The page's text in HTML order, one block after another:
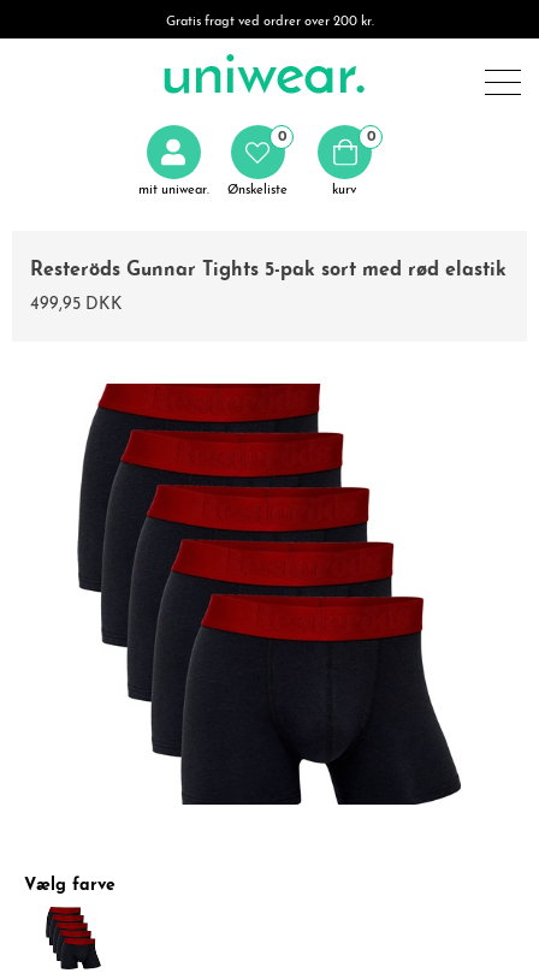
Gratis fragt ved ordrer over 200 kr.
mit uniwear. Ønskeliste
0 0
kurv
Resteröds Gunnar Tights 5-pak sort med rød elastik
499,95 DKK
Vælg farve